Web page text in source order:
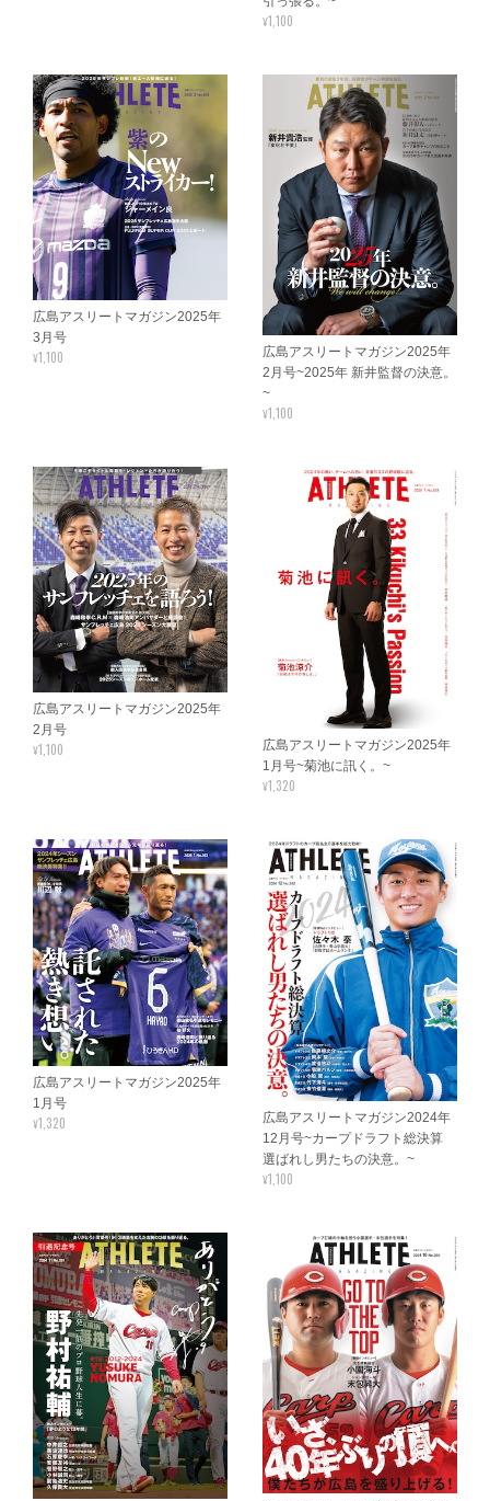
¥1,100
広島アスリートマガジン2025年
3月号
¥1,100
広島アスリートマガジン2025年
2月号~2025年 新井監督の決意。
~
¥1,100
広島アスリートマガジン2025年
2月号
¥1,100
広島アスリートマガジン2025年
1月号~菊池に訊く。~
¥1,320
広島アスリートマガジン2025年
1月号
¥1,320
広島アスリートマガジン2024年
12月号~カープドラフト総決算
選ばれし男たちの決意。~
¥1,100